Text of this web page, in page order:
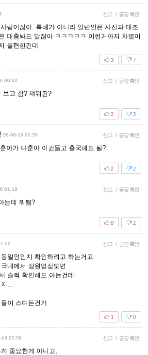
신고 | 공감 확인
람이잖아. 특혜가 아니라 일반인은 사진과 대조
대충봐도 알잖아 ㅋㅋㅋㅋㅋ 이런거까지 차별이
불편한건데
7
3
00:32 신고 | 공감 확인
보고 함? 쟤뭐됨?
3
2
26-06-16 00:36 신고 | 공감 확인
아가 나훈아 여권들고 출국해도 됨?
2
2
01:18 신고 | 공감 확인
는데 뭐됨?
2
0
신고 | 공감 확인
일인인지 확인하려고 하는거고
내에서 장원영정도면
슬쩍 확인해도 아는건데
...
이 스며든건가
0
1
16 03:36 신고 | 공감 확인
중요한게 아니고,